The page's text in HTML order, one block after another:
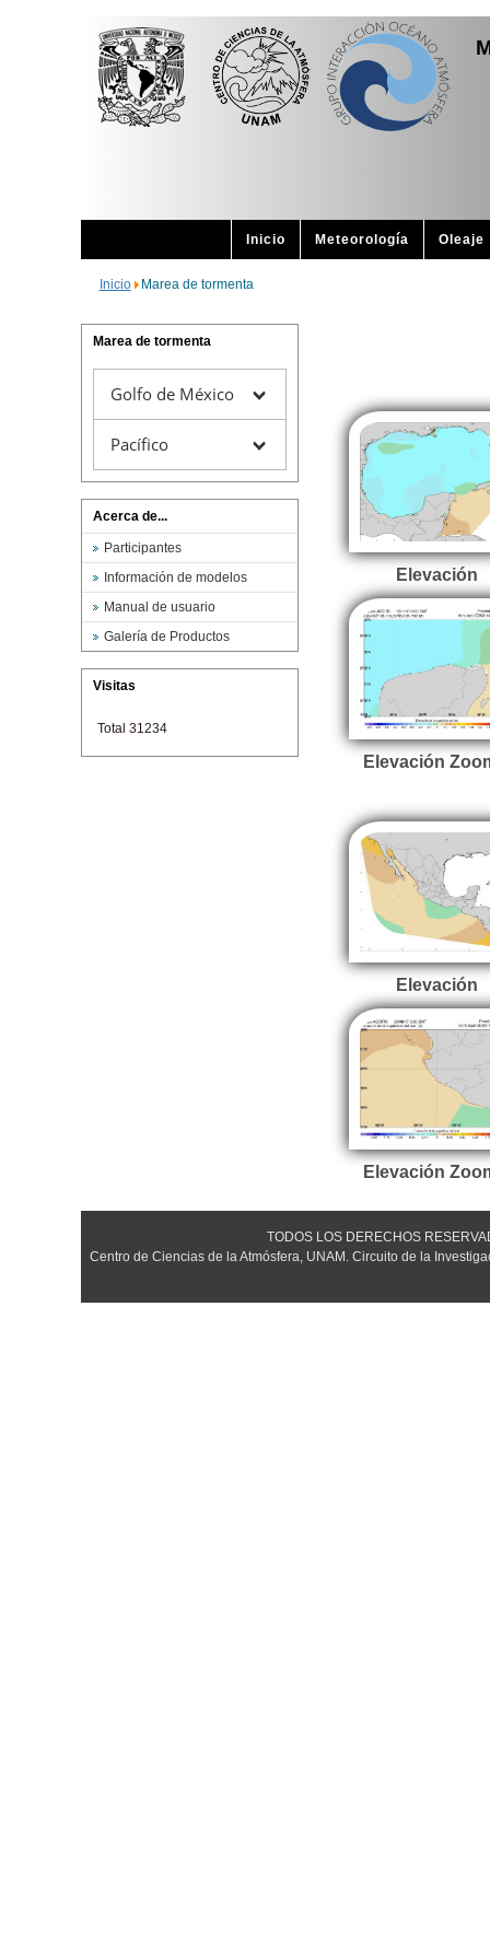
Inicio Meteorología Oleaje
Inicio Marea de tormenta
Marea de tormenta
Golfo de México
Pacífico
Acerca de...
Participantes
Información de modelos
Manual de usuario
Galería de Productos
Visitas
Total 31234
Elevación
Elevación
Elevación
Elevación
TODOS LOS DERECHOS
Centro de Ciencias de la Atmósfera, UNAM. Circuito de la